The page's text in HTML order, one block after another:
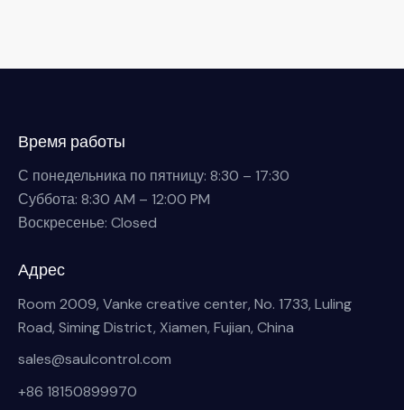
Время работы
С понедельника по пятницу: 8:30 – 17:30
Суббота: 8:30 AM – 12:00 PM
Воскресенье: Closed
Адрес
Room 2009, Vanke creative center, No. 1733, Luling
Road, Siming District, Xiamen, Fujian, China
sales@saulcontrol.com
+86 18150899970